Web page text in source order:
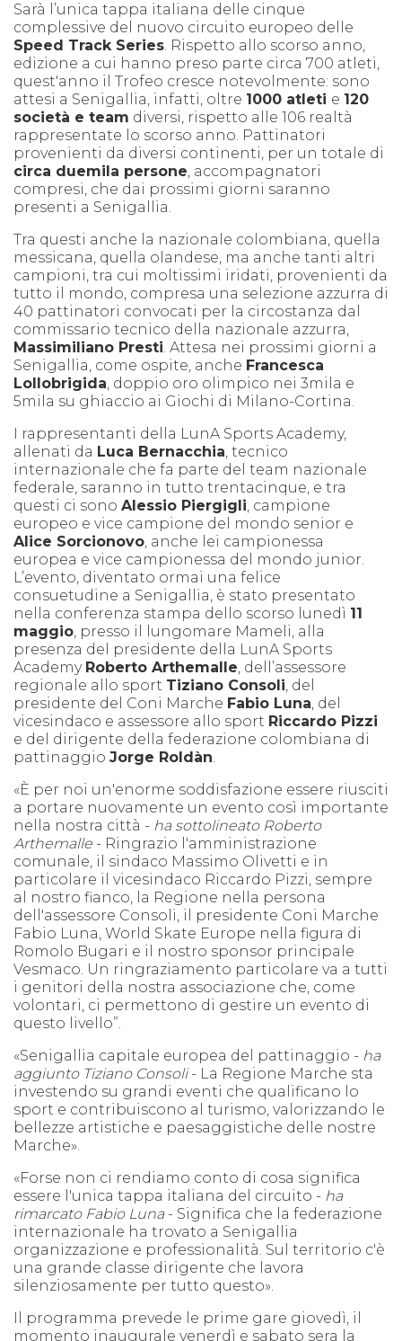
Sarà l’unica tappa italiana delle cinque
complessive del nuovo circuito europeo delle
Speed Track Series. Rispetto allo scorso anno,
edizione a cui hanno preso parte circa 700 atleti,
quest'anno il Trofeo cresce notevolmente: sono
attesi a Senigallia, infatti, oltre 1000 atleti e 120
società e team diversi, rispetto alle 106 realtà
rappresentate lo scorso anno. Pattinatori
provenienti da diversi continenti, per un totale di
circa duemila persone, accompagnatori
compresi, che dai prossimi giorni saranno
presenti a Senigallia.
Tra questi anche la nazionale colombiana, quella
messicana, quella olandese, ma anche tanti altri
campioni, tra cui moltissimi iridati, provenienti da
tutto il mondo, compresa una selezione azzurra di
40 pattinatori convocati per la circostanza dal
commissario tecnico della nazionale azzurra,
Massimiliano Presti. Attesa nei prossimi giorni a
Senigallia, come ospite, anche Francesca
Lollobrigida, doppio oro olimpico nei 3mila e
5mila su ghiaccio ai Giochi di Milano-Cortina.
I rappresentanti della LunA Sports Academy,
allenati da Luca Bernacchia, tecnico
internazionale che fa parte del team nazionale
federale, saranno in tutto trentacinque, e tra
questi ci sono Alessio Piergigli, campione
europeo e vice campione del mondo senior e
Alice Sorcionovo, anche lei campionessa
europea e vice campionessa del mondo junior.
L’evento, diventato ormai una felice
consuetudine a Senigallia, è stato presentato
nella conferenza stampa dello scorso lunedì 11
maggio, presso il lungomare Mameli, alla
presenza del presidente della LunA Sports
Academy Roberto Arthemalle, dell’assessore
regionale allo sport Tiziano Consoli, del
presidente del Coni Marche Fabio Luna, del
vicesindaco e assessore allo sport Riccardo Pizzi
e del dirigente della federazione colombiana di
pattinaggio Jorge Roldàn.
«È per noi un'enorme soddisfazione essere riusciti
a portare nuovamente un evento così importante
nella nostra città - ha sottolineato Roberto
Arthemalle - Ringrazio l'amministrazione
comunale, il sindaco Massimo Olivetti e in
particolare il vicesindaco Riccardo Pizzi, sempre
al nostro fianco, la Regione nella persona
dell'assessore Consoli, il presidente Coni Marche
Fabio Luna, World Skate Europe nella figura di
Romolo Bugari e il nostro sponsor principale
Vesmaco. Un ringraziamento particolare va a tutti
i genitori della nostra associazione che, come
volontari, ci permettono di gestire un evento di
questo livello”.
«Senigallia capitale europea del pattinaggio - ha
aggiunto Tiziano Consoli- La Regione Marche sta
investendo su grandi eventi che qualificano lo
sport e contribuiscono al turismo, valorizzando le
bellezze artistiche e paesaggistiche delle nostre
Marche».
«Forse non ci rendiamo conto di cosa significa
essere l'unica tappa italiana del circuito - ha
rimarcato Fabio Luna- Significa che la federazione
internazionale ha trovato a Senigallia
organizzazione e professionalità. Sul territorio c'è
una grande classe dirigente che lavora
silenziosamente per tutto questo».
Il programma prevede le prime gare giovedì, il
momento inaugurale venerdì e sabato sera la